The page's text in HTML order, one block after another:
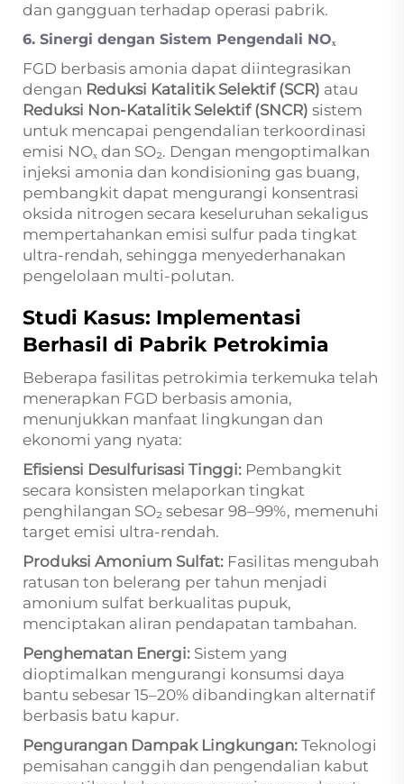
dan gangguan terhadap operasi pabrik.
6. Sinergi dengan Sistem Pengendali NOₓ
FGD berbasis amonia dapat diintegrasikan
dengan Reduksi Katalitik Selektif (SCR) atau
Reduksi Non-Katalitik Selektif (SNCR) sistem
untuk mencapai pengendalian terkoordinasi
emisi NOₓ dan SO₂. Dengan mengoptimalkan
injeksi amonia dan kondisioning gas buang,
pembangkit dapat mengurangi konsentrasi
oksida nitrogen secara keseluruhan sekaligus
mempertahankan emisi sulfur pada tingkat
ultra-rendah, sehingga menyederhanakan
pengelolaan multi-polutan.
Studi Kasus: Implementasi
Berhasil di Pabrik Petrokimia
Beberapa fasilitas petrokimia terkemuka telah
menerapkan FGD berbasis amonia,
menunjukkan manfaat lingkungan dan
ekonomi yang nyata:
Efisiensi Desulfurisasi Tinggi: Pembangkit
secara konsisten melaporkan tingkat
penghilangan SO₂ sebesar 98–99%, memenuhi
target emisi ultra-rendah.
Produksi Amonium Sulfat: Fasilitas mengubah
ratusan ton belerang per tahun menjadi
amonium sulfat berkualitas pupuk,
menciptakan aliran pendapatan tambahan.
Penghematan Energi: Sistem yang
dioptimalkan mengurangi konsumsi daya
bantu sebesar 15–20% dibandingkan alternatif
berbasis batu kapur.
Pengurangan Dampak Lingkungan: Teknologi
pemisahan canggih dan pengendalian kabut